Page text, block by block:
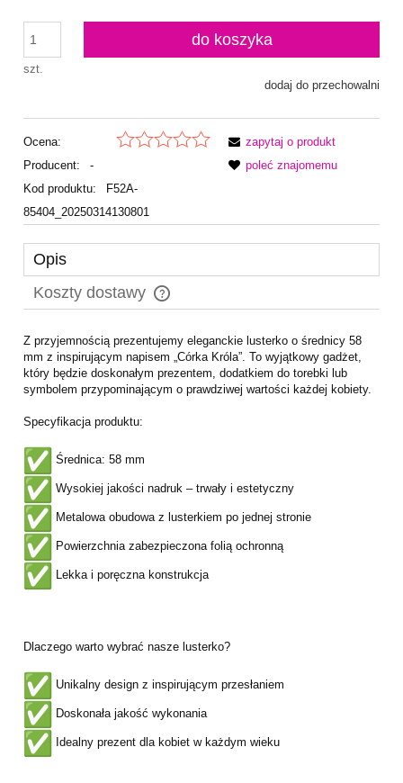
szt.
do koszyka
dodaj do przechowalni
Ocena:
Producent:
-
Kod produktu:
F52A-
85404_20250314130801
zapytaj o produkt
poleć znajomemu
Opis
Koszty dostawy
Cena nie zawiera ewentualnych kosztów płatności
Z przyjemnością prezentujemy eleganckie lusterko o średnicy 58
mm z inspirującym napisem „Córka Króla”. To wyjątkowy gadżet,
który będzie doskonałym prezentem, dodatkiem do torebki lub
symbolem przypominającym o prawdziwej wartości każdej kobiety.
Specyfikacja produktu:
Średnica: 58 mm
Wysokiej jakości nadruk – trwały i estetyczny
Metalowa obudowa z lusterkiem po jednej stronie
Powierzchnia zabezpieczona folią ochronną
Lekka i poręczna konstrukcja
Dlaczego warto wybrać nasze lusterko?
Unikalny design z inspirującym przesłaniem
Doskonała jakość wykonania
Idealny prezent dla kobiet w każdym wieku